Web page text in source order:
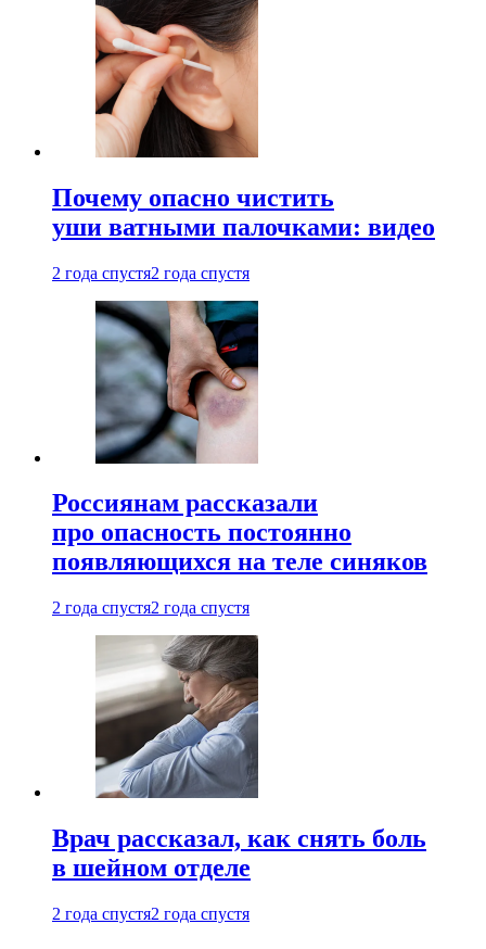
Почему опасно чистить
уши ватными палочками: видео
2 года спустя2 года спустя
Россиянам рассказали
про опасность постоянно
появляющихся на теле синяков
2 года спустя2 года спустя
Врач рассказал, как снять боль
в шейном отделе
2 года спустя2 года спустя